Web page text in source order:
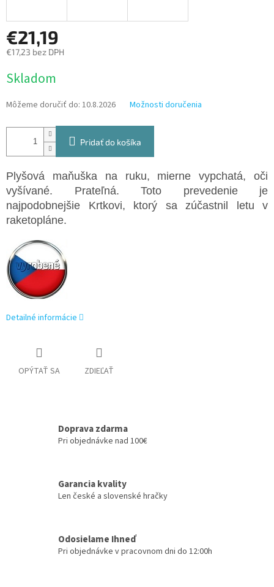
€21,19
€17,23 bez DPH
cena:
Skladom
Môžeme doručiť do: 10.8.2026 Možnosti doručenia
Pridať do košíka
Plyšová maňuška na ruku, mierne vypchatá, oči
vyšívané. Prateľná. Toto prevedenie je
najpodobnejšie Krtkovi, ktorý sa zúčastnil letu v
raketopláne.
Detailné informácie
OPÝTAŤ SA ZDIEĽAŤ
Doprava zdarma
Pri objednávke nad 100€
Garancia kvality
Len české a slovenské hračky
Odosielame Ihneď
Pri objednávke v pracovnom dni do 12:00h